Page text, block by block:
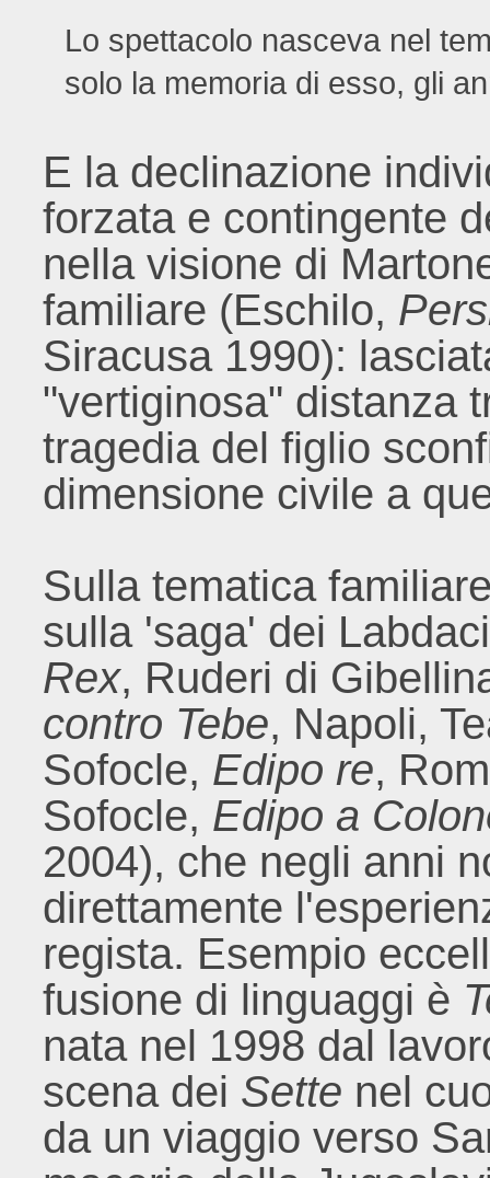
Lo spettacolo nasceva nel
solo la memoria di esso, gli
E la declinazione
forzata e contingente
nella visione di
familiare (Eschilo,
Siracusa 1990):
"vertiginosa" distanza
tragedia del figlio
dimensione civile a
Sulla tematica
sulla 'saga' dei
Rex, Ruderi di
contro Tebe, Napoli,
Sofocle, Edipo re,
Sofocle, Edipo a
2004), che negli anni
direttamente
regista. Esempio
fusione di linguaggi è
nata nel 1998 dal
scena dei Sette nel
da un viaggio verso